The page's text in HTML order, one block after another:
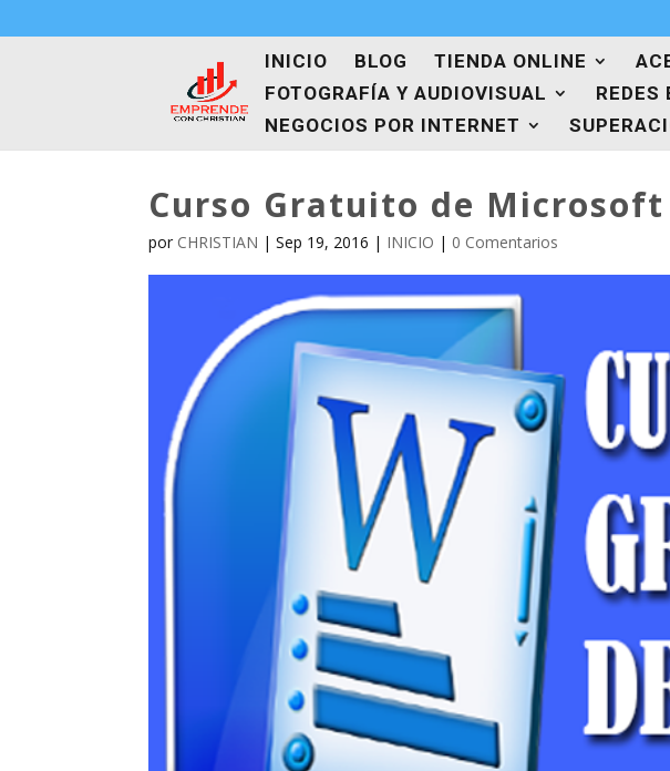
INICIO BLOG TIENDA ONLINE
FOTOGRAFÍA Y AUDIOVISUAL
REDES
NEGOCIOS POR INTERNET
Curso Gratuito de
por CHRISTIAN |Sep 19, 2016 | INICIO | 0 Comentarios